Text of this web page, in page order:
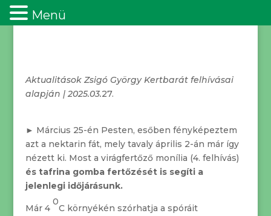
Aktualitások Zsigó György Kertbarát felhívásai
alapján | 2025.03.27.
► Március 25-én Pesten, esőben fényképeztem
azt a nektarin fát, mely tavaly április 2-án már így
nézett ki. Most a virágfertőző monília (4. felhívás)
és tafrina gomba fertőzését is segíti a
jelenlegi időjárásunk.
Már 4
0
C környékén szórhatja a spóráit
Menü